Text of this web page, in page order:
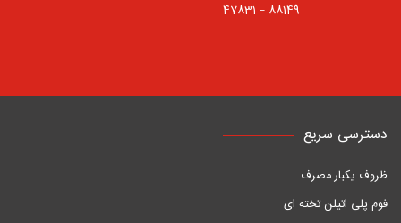
88149 – 47831
دسترسی سریع
ظروف یکبار مصرف
فوم پلی اتیلن تخته ای